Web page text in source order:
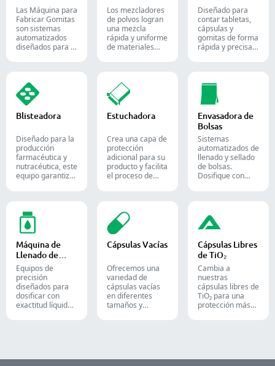
Gomitas
Las Máquina para
Fabricar Gomitas
son sistemas
automatizados
diseñados para la
goma, destinados
tanto a la
industria de la
confitería como a
la farmacéutica.
Polvos
Los mezcladores
de polvos logran
una mezcla
rápida y uniforme
de materiales
las industrias
farmacéutica,
alimentaria y
química.
Diseñado para
contar tabletas,
cápsulas y
gomitas de forma
rápida y precisa.
farmacéutico con
soluciones de
conteo para
formas sólidas.
Blisteadora
Diseñado para la
producción
farmacéutica y
nutracéutica, este
equipo garantiza
y Alu-Alu para
tabletas, cápsulas
y cápsulas de
gelatina blanda.
Estuchadora
Crea una capa de
protección
adicional para su
producto y facilita
el proceso de
tubos en cajas,
siendo una
solución ideal
para el empaque
en las industrias
cosmética y
alimentaria.
Envasadora de
Bolsas
Sistemas
automatizados de
llenado y sellado
de bolsas.
Dosifique con
líneas de
empaque
farmacéutico,
nutracéutico y
alimentario.
Máquina de
Llenado de
Líquidos
Equipos de
precisión
diseñados para
dosificar con
exactitud líquidos,
químicas de alta
Cápsulas Vacías
Ofrecemos una
variedad de
cápsulas vacías
en diferentes
tamaños y
usuarios. Son
Cápsulas Libres
de TiO₂
Cambia a
nuestras
cápsulas libres de
TiO₂ para una
protección más